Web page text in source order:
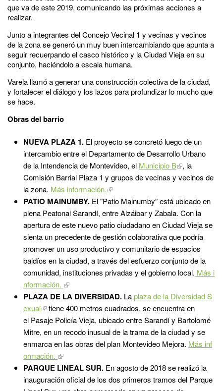
que va de este 2019, comunicando las próximas acciones a
realizar.
Junto a integrantes del Concejo Vecinal 1 y vecinas y vecinos
de la zona se generó un muy buen intercambiando que apunta a
seguir recuerpando el casco histórico y la Ciudad Vieja en su
conjunto, haciéndolo a escala humana.
Varela llamó a generar una construcción colectiva de la ciudad,
y fortalecer el diálogo y los lazos para profundizar lo mucho que
se hace.
Obras del barrio
NUEVA PLAZA 1. El proyecto se concretó luego de un
intercambio entre el Departamento de Desarrollo Urbano
de la Intendencia de Montevideo, el Municipio B
, la
Comisión Barrial Plaza 1 y grupos de vecinas y vecinos de
la zona. Más información.
PATIO MAINUMBY. El "Patio Mainumby” está ubicado en
plena Peatonal Sarandí, entre Alzáibar y Zabala. Con la
apertura de este nuevo patio ciudadano en Ciudad Vieja se
sienta un precedente de gestión colaborativa que podría
promover un uso productivo y comunitario de espacios
baldíos en la ciudad, a través del esfuerzo conjunto de la
comunidad, instituciones privadas y el gobierno local. Más i
nformación.
PLAZA DE LA DIVERSIDAD. Laplaza de la Diversidad S
exual
tiene 400 metros cuadrados, se encuentra en
el Pasaje Policía Vieja, ubicado entre Sarandí y Bartolomé
Mitre, en un recodo inusual de la trama de la ciudad y se
enmarca en las obras del plan Montevideo Mejora.​ Más inf
ormación.
PARQUE LINEAL SUR. En agosto de 2018 se realizó la
inauguración oficial de los dos primeros tramos del Parque